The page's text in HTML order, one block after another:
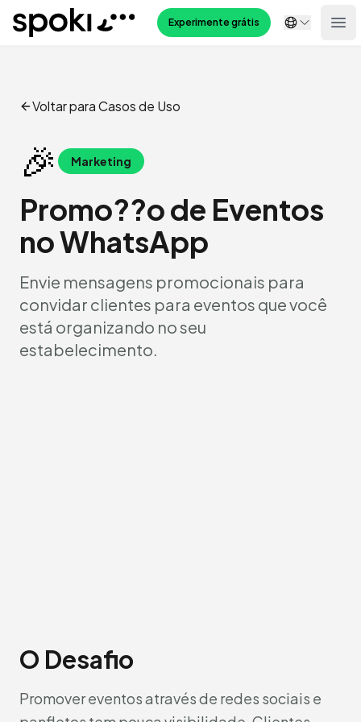
Spoki Experimente grátis
Voltar para Casos de Uso
🎉 Marketing
Promo??o de Eventos
no WhatsApp
Envie mensagens promocionais para
convidar clientes para eventos que você
está organizando no seu
estabelecimento.
O Desafio
Promover eventos através de redes sociais e